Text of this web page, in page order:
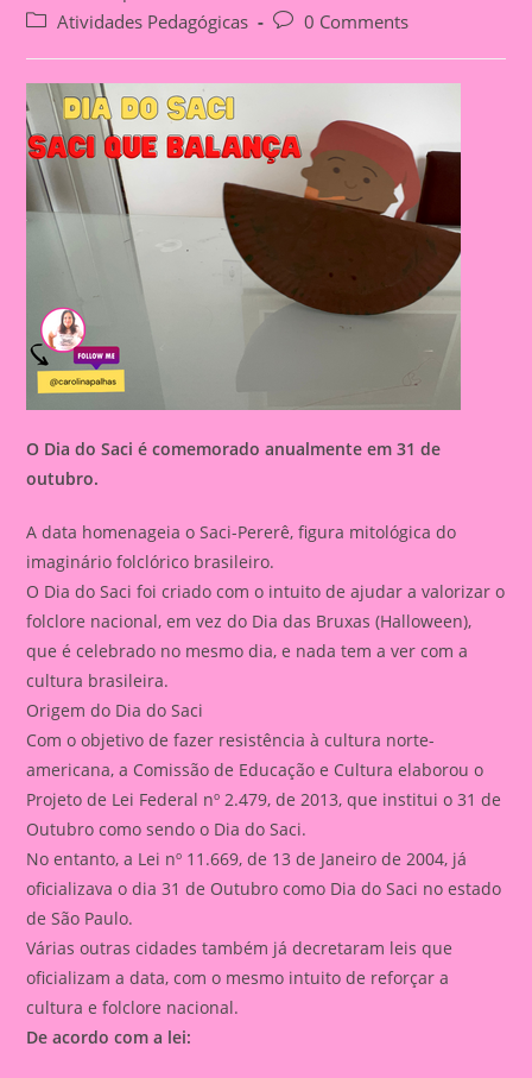
author:
published:
PostAtividades Pedagógicas
Post0 Comments
O Dia do Saci é comemorado anualmente em 31 de
outubro.
A data homenageia o Saci-Pererê, figura mitológica do
imaginário folclórico brasileiro.
O Dia do Saci foi criado com o intuito de ajudar a valorizar o
folclore nacional, em vez do Dia das Bruxas (Halloween),
que é celebrado no mesmo dia, e nada tem a ver com a
cultura brasileira.
Origem do Dia do Saci
Com o objetivo de fazer resistência à cultura norte-
americana, a Comissão de Educação e Cultura elaborou o
Projeto de Lei Federal nº 2.479, de 2013, que institui o 31 de
Outubro como sendo o Dia do Saci.
No entanto, a Lei nº 11.669, de 13 de Janeiro de 2004, já
oficializava o dia 31 de Outubro como Dia do Saci no estado
de São Paulo.
Várias outras cidades também já decretaram leis que
oficializam a data, com o mesmo intuito de reforçar a
cultura e folclore nacional.
De acordo com a lei: